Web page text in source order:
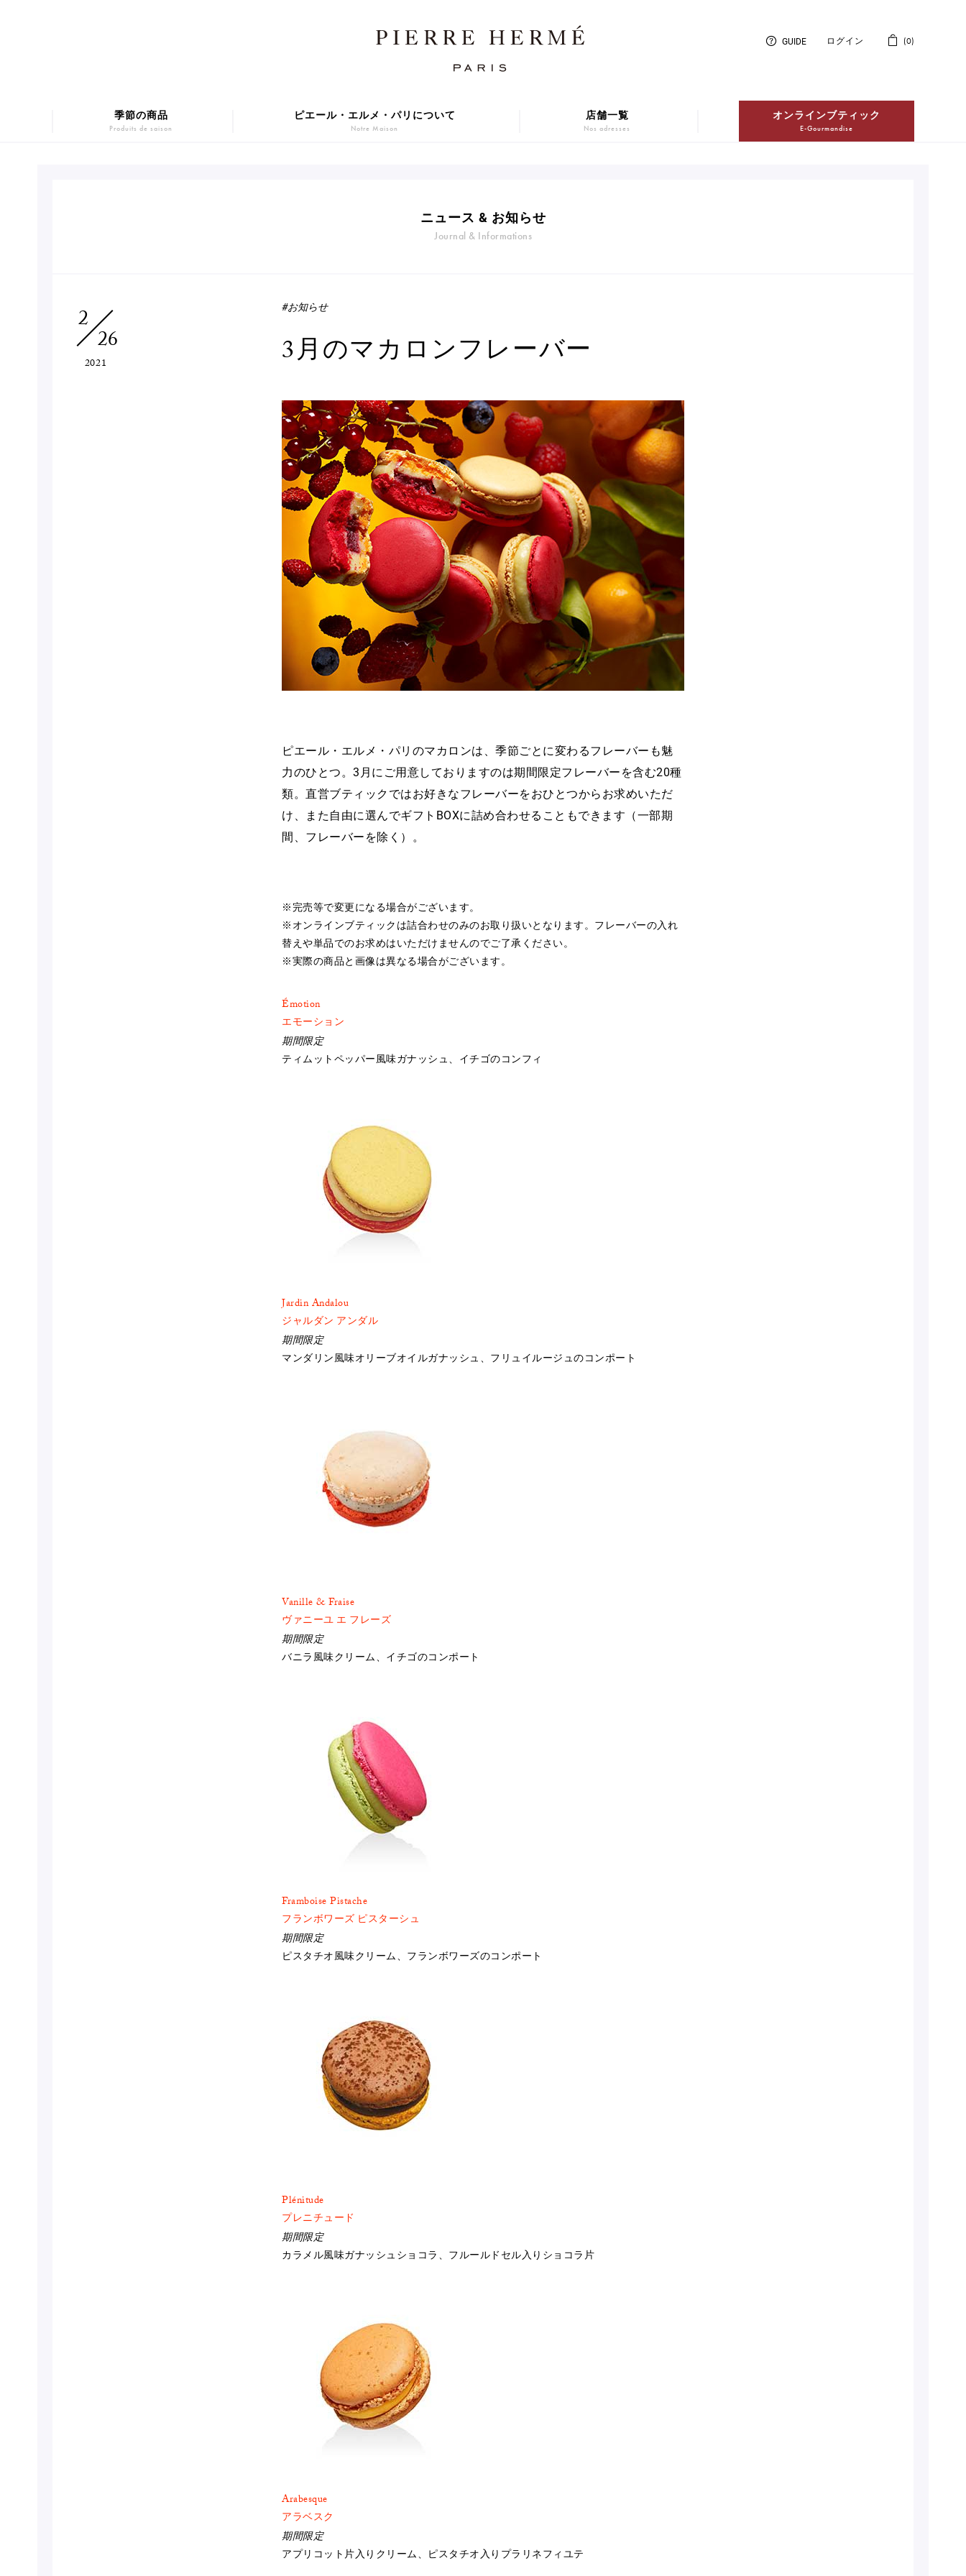
ニュース & お知らせ
Journal & Informations
2
26
2021
#お知らせ
3月のマカロンフレーバー
ピエール・エルメ・パリのマカロンは、季節ごとに変わるフレーバーも魅
力のひとつ。3月にご用意しておりますのは期間限定フレーバーを含む20種
類。直営ブティックではお好きなフレーバーをおひとつからお求めいただ
け、また自由に選んでギフトBOXに詰め合わせることもできます（一部期
間、フレーバーを除く）。
※完売等で変更になる場合がございます。
※オンラインブティックは詰合わせのみのお取り扱いとなります。フレーバーの入れ
替えや単品でのお求めはいただけませんのでご了承ください。
※実際の商品と画像は異なる場合がございます。
Émotion
エモーション
期間限定
ティムットペッパー風味ガナッシュ、イチゴのコンフィ
Jardin Andalou
ジャルダン アンダル
期間限定
マンダリン風味オリーブオイルガナッシュ、フリュイルージュのコンポート
Vanille & Fraise
ヴァニーユ エ フレーズ
期間限定
バニラ風味クリーム、イチゴのコンポート
Framboise Pistache
フランボワーズ ピスターシュ
期間限定
ピスタチオ風味クリーム、フランボワーズのコンポート
Plénitude
プレニチュード
期間限定
カラメル風味ガナッシュショコラ、フルールドセル入りショコラ片
Arabesque
アラベスク
期間限定
アプリコット片入りクリーム、ピスタチオ入りプラリネフィユテ
季節の商品
Produits de saison
Pâtisseries
ピエール・エルメ・パリについて
Notre Maison
店舗一覧
Nos adresses
オンラインブティック
E-Gourmandise
アイス
ログイン
GUIDE 0